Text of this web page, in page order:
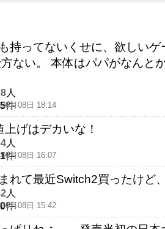
持ってないくせに、欲しい
ない。 本体はパパがなんと
月08日 18:14
人
5件
上げはデカいな！
月08日 16:07
人
1件
れて最近Switch2買ったけど
月08日 15:42
人
0件